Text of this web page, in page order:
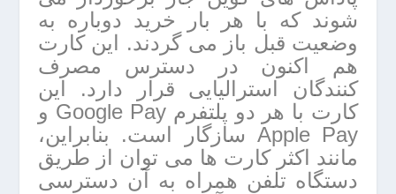
شوند که با هر بار خرید دوباره به
وضعیت قبل باز می گردند. این کارت
هم اکنون در دسترس مصرف
کنندگان استرالیایی قرار دارد. این
کارت با هر دو پلتفرم Google Pay و
Apple Pay سازگار است. بنابراین،
مانند اکثر کارت ها می توان از طریق
دستگاه تلفن همراه به آن دسترسی